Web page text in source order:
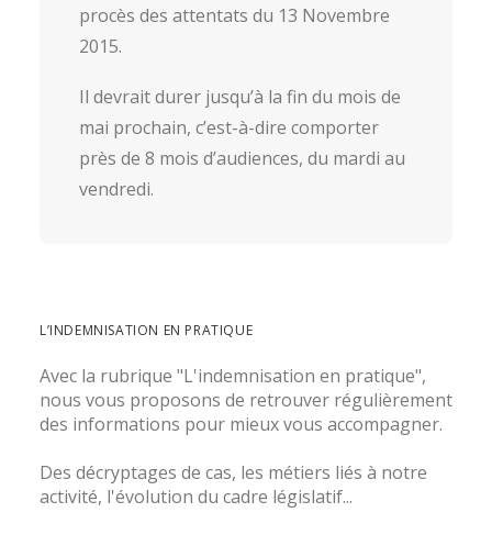
procès des attentats du 13 Novembre
2015.
Il devrait durer jusqu’à la fin du mois de
mai prochain, c’est-à-dire comporter
près de 8 mois d’audiences, du mardi au
vendredi.
L’INDEMNISATION EN PRATIQUE
Avec la rubrique "L'indemnisation en pratique",
nous vous proposons de retrouver régulièrement
des informations pour mieux vous accompagner.
Des décryptages de cas, les métiers liés à notre
activité, l'évolution du cadre législatif...